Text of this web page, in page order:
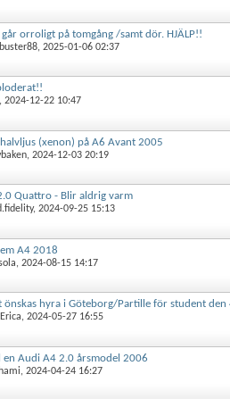
orroligt på tomgång /samt dör. HJÄLP!!
, 2025-01-06 02:37
, 2024-12-22 10:47
(xenon) på A6 Avant 2005
, 2024-12-03 20:19
Quattro - Blir aldrig varm
, 2024-09-25 15:13
A4 2018
, 2024-08-15 14:17
önskas hyra i Göteborg/Partille för student den
, 2024-05-27 16:55
en Audi A4 2.0 årsmodel 2006
, 2024-04-24 16:27